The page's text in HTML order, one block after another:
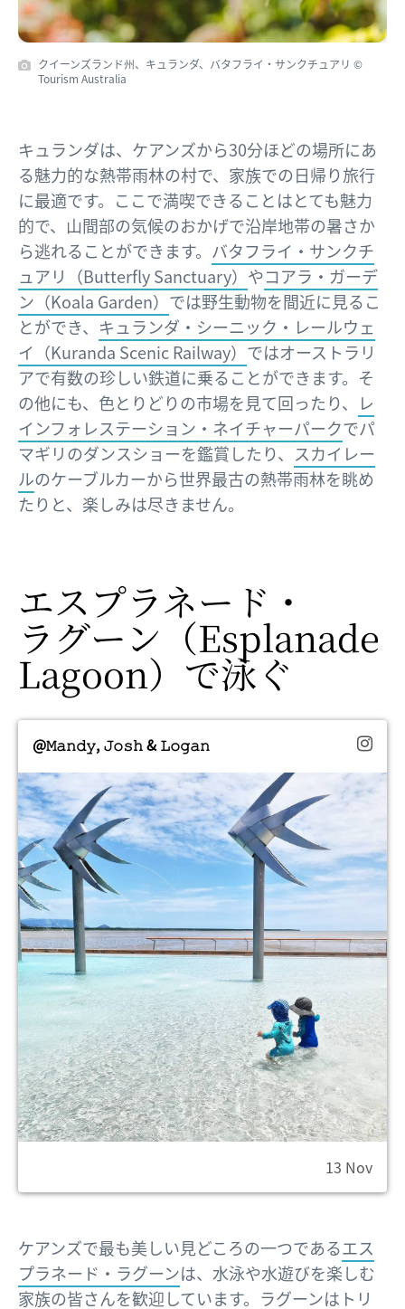
クイーンズランド州、キュランダ、バタフライ・サンクチュアリ ©
Tourism Australia
キュランダは、ケアンズから30分ほどの場所にあ
る魅力的な熱帯雨林の村で、家族での日帰り旅行
に最適です。ここで満喫できることはとても魅力
的で、山間部の気候のおかげで沿岸地帯の暑さか
ら逃れることができます。 バタフライ・サンクチ
ュアリ（Butterfly Sanctuary） やコアラ・ガーデ
ン（Koala Garden） では野生動物を間近に見るこ
とができ、 キュランダ・シーニック・レールウェ
イ（Kuranda Scenic Railway） ではオーストラリ
アで有数の珍しい鉄道に乗ることができます。そ
の他にも、色とりどりの市場を見て回ったり、 レ
インフォレステーション・ネイチャーパークでパ
マギリのダンスショーを鑑賞したり、 スカイレー
ルのケーブルカーから世界最古の熱帯雨林を眺め
たりと、楽しみは尽きません。
エスプラネード・
ラグーン​ （Esplanade
Lagoon）で​泳ぐ
@𝙼𝚊𝚗𝚍𝚢, 𝙹𝚘𝚜𝚑 & 𝙻𝚘𝚐𝚊𝚗
13 Nov
ケアンズで最も美しい見どころの一つであるエス
プラネード・ラグーンは、水泳や水遊びを楽しむ
家族の皆さんを歓迎しています。ラグーンはトリ